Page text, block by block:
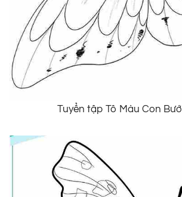
Tuyển tập Tô Màu Con